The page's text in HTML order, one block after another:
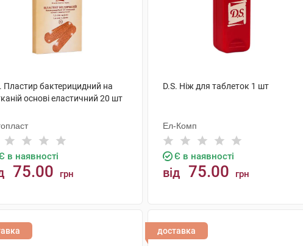
Пластир бактерицидний на
основі еластичний 20 шт
в наявності
75.00 грн
D.S. Ніж для таблеток 1 шт
Ел-Комп
Є в наявності
від 75.00 грн
доставка